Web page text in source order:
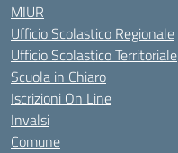
MIUR
Ufficio Scolastico Regionale
Ufficio Scolastico Territoriale
Scuola in Chiaro
Iscrizioni On Line
Invalsi
Comune